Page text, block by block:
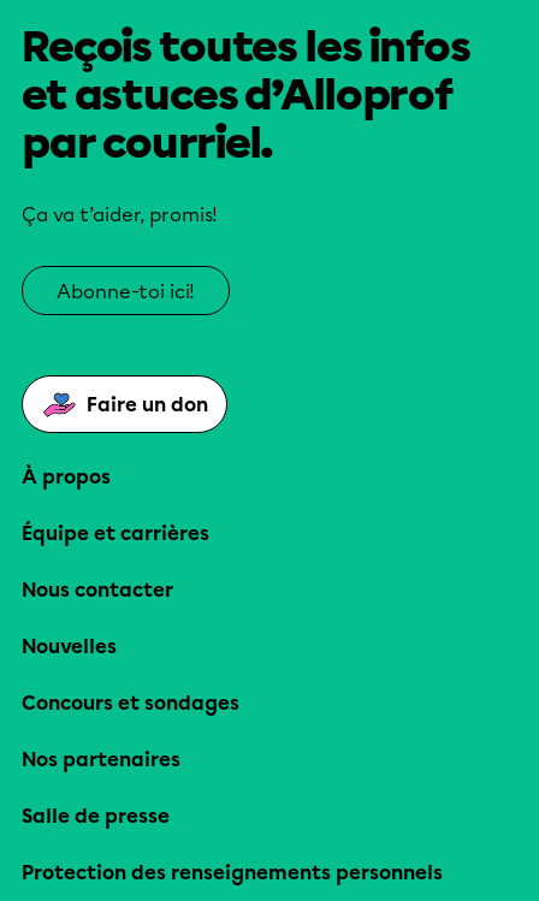
Reçois toutes les infos
et astuces d’Alloprof
par courriel.
Ça va t’aider, promis!
Abonne-toi ici!
Faire un don
À propos
Équipe et carrières
Nous contacter
Nouvelles
Concours et sondages
Nos partenaires
Salle de presse
Protection des renseignements personnels